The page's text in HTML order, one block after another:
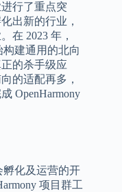
行了重点突
出新的行业，
在 2023 年，
构建通用的北向
的杀手级应
的适配再多，
OpenHarmony
孵化及运营的开
项目群工